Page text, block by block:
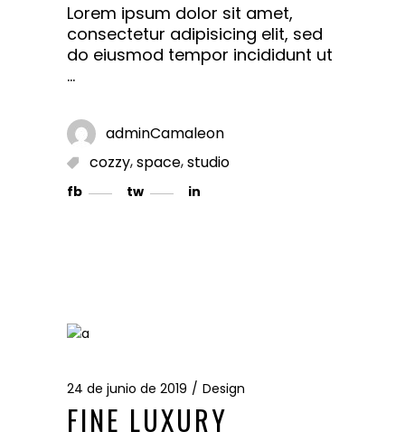
Lorem ipsum dolor sit amet,
consectetur adipisicing elit, sed
do eiusmod tempor incididunt ut
adminCamaleon
cozzy,space,studio
fb tw in
24 de junio de 2019 Design
FINE LUXURY